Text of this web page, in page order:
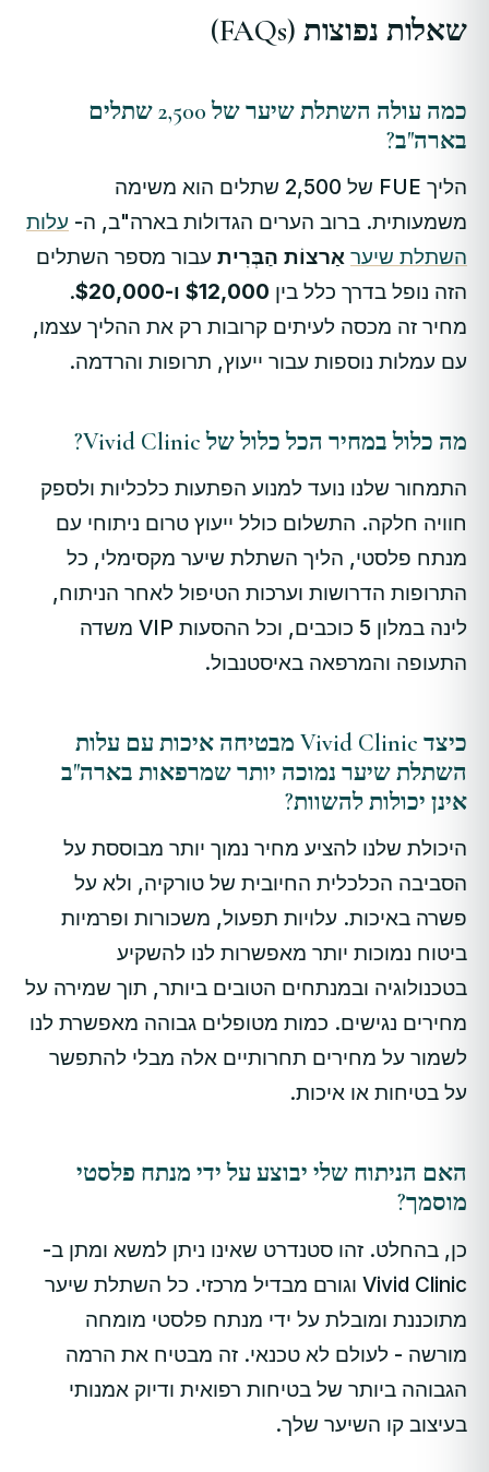
שאלות נפוצות (FAQs)
כמה עולה השתלת שיער של 2,500 שתלים
בארה"ב?
הליך FUE של 2,500 שתלים הוא משימה
משמעותית. ברוב הערים הגדולות בארה"ב, ה- עלות
השתלת שיער אַרצוֹת הַבְּרִית עבור מספר השתלים
הזה נופל בדרך כלל בין $12,000 ו-$20,000
.
מחיר זה מכסה לעיתים קרובות רק את ההליך עצמו,
עם עמלות נוספות עבור ייעוץ, תרופות והרדמה.
מה כלול במחיר הכל כלול של Vivid Clinic?
התמחור שלנו נועד למנוע הפתעות כלכליות ולספק
חוויה חלקה. התשלום כולל ייעוץ טרום ניתוחי עם
מנתח פלסטי, הליך השתלת שיער מקסימלי, כל
התרופות הדרושות וערכות הטיפול לאחר הניתוח,
לינה במלון 5 כוכבים, וכל ההסעות VIP משדה
התעופה והמרפאה באיסטנבול.
כיצד Vivid Clinic מבטיחה איכות עם עלות
השתלת שיער נמוכה יותר שמרפאות בארה"ב
אינן יכולות להשוות?
היכולת שלנו להציע מחיר נמוך יותר מבוססת על
הסביבה הכלכלית החיובית של טורקיה, ולא על
פשרה באיכות. עלויות תפעול, משכורות ופרמיות
ביטוח נמוכות יותר מאפשרות לנו להשקיע
בטכנולוגיה ובמנתחים הטובים ביותר, תוך שמירה על
מחירים נגישים. כמות מטופלים גבוהה מאפשרת לנו
לשמור על מחירים תחרותיים אלה מבלי להתפשר
על בטיחות או איכות.
האם הניתוח שלי יבוצע על ידי מנתח פלסטי
מוסמך?
כן, בהחלט. זהו סטנדרט שאינו ניתן למשא ומתן ב-
Vivid Clinic וגורם מבדיל מרכזי. כל השתלת שיער
מתוכננת ומובלת על ידי מנתח פלסטי מומחה
מורשה - לעולם לא טכנאי. זה מבטיח את הרמה
הגבוהה ביותר של בטיחות רפואית ודיוק אמנותי
בעיצוב קו השיער שלך.